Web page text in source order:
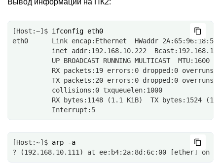
Вывод информации на ПК2:
[Host:~]$ ifconfig
eth0      Link encap:Ethernet  HWaddr
inet addr:192.168.10.222
UP BROADCAST RUNNING MULTICAST  MTU:1600
RX packets:19 errors:0 dropped:0
TX packets:20 errors:0 dropped:0
          collisions:0 txqueuelen:1000
RX bytes:1148 (1.1 KiB)  TX bytes:1524
          Interrupt:5
[Host:~]$ arp
? (192.168.10.111) at ee:b4:2a:8d:6c:00 [ether] on